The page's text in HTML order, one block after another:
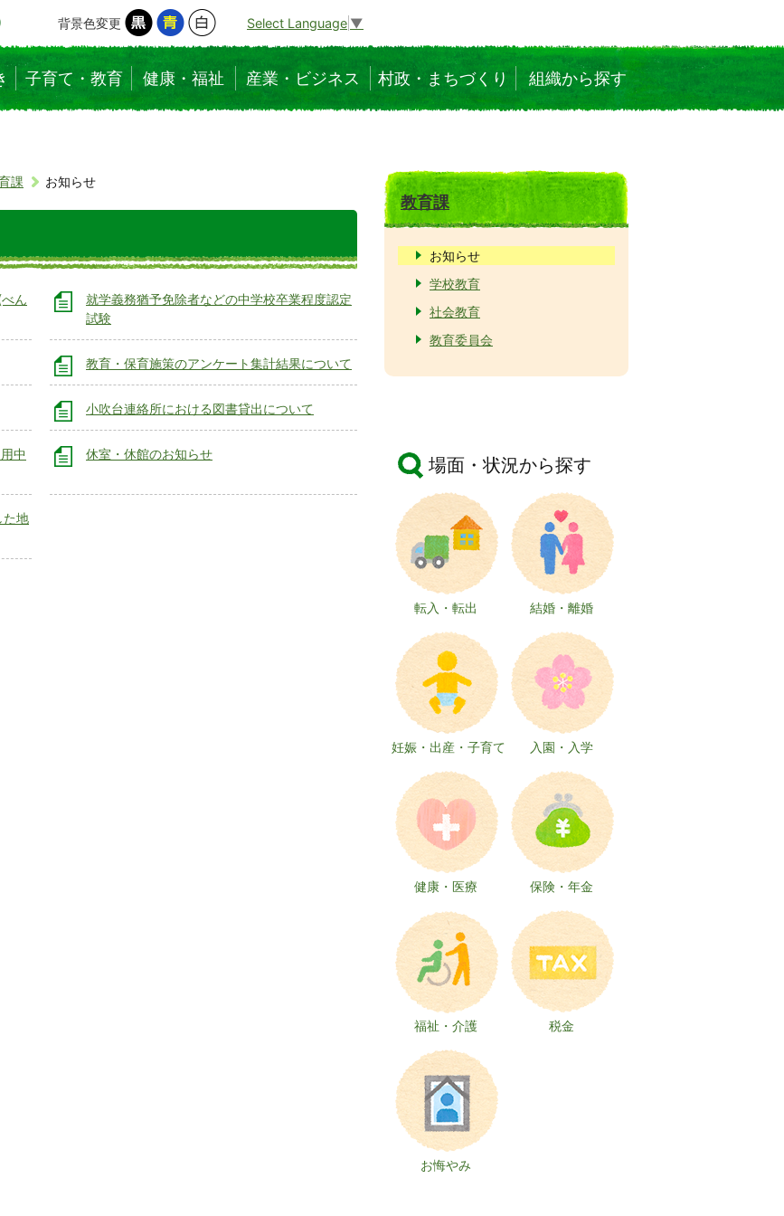
背景色変更 Select Language ▼
子育て・教育 健康・福祉 産業・ビジネス 村政・まちづくり 組織から探す
課 お知らせ
ん
就学義務猶予免除者などの中学校卒業程度認定
試験
教育・保育施策のアンケート集計結果について
小吹台連絡所における図書貸出について
中
休室・休館のお知らせ
た地
教育課
お知らせ
学校教育
社会教育
教育委員会
場面・状況から探す
転入・転出 結婚・離婚
妊娠・出産・子育て 入園・入学
健康・医療 保険・年金
福祉・介護 税金
お悔やみ